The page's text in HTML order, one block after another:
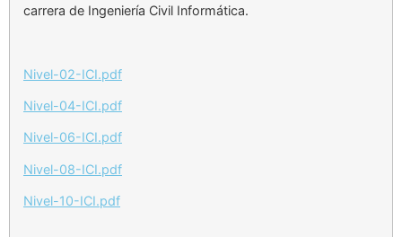
carrera de Ingeniería Civil Informática.
Nivel-02-ICI.pdf
Nivel-04-ICI.pdf
Nivel-06-ICI.pdf
Nivel-08-ICI.pdf
Nivel-10-ICI.pdf